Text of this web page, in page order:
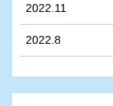
2022.11
2022.8